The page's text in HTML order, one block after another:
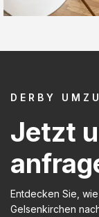
DERBY
Jetzt
Entdecken Sie,
Gelsenkirchen